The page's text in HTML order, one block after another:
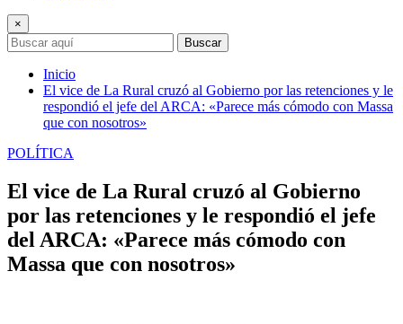
×
Buscar
Inicio
El vice de La Rural cruzó al Gobierno por las retenciones y le
respondió el jefe del ARCA: «Parece más cómodo con Massa
que con nosotros»
POLÍTICA
El vice de La Rural cruzó al Gobierno
por las retenciones y le respondió el jefe
del ARCA: «Parece más cómodo con
Massa que con nosotros»